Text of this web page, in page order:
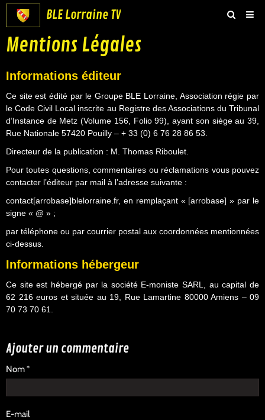
BLE Lorraine TV
Accueil
Boutique
Contact
Mentions Légales
Informations éditeur
Ce site est édité par le Groupe BLE Lorraine, Association régie par
le Code Civil Local inscrite au Registre des Associations du Tribunal
d’Instance de Metz (Volume 156, Folio 99), ayant son siège au 39,
Rue Nationale 57420 Pouilly – + 33 (0) 6 76 28 86 53.
Directeur de la publication : M. Thomas Riboulet.
Pour toutes questions, commentaires ou réclamations vous pouvez
contacter l’éditeur par mail à l’adresse suivante :
contact[arrobase]blelorraine.fr, en remplaçant « [arrobase] » par le
signe « @ » ;
par téléphone ou par courrier postal aux coordonnées mentionnées
ci-dessus.
Informations hébergeur
Ce site est hébergé par la société E-moniste SARL, au capital de
62 216 euros et située au 19, Rue Lamartine 80000 Amiens – 09
70 73 70 61.
Ajouter un commentaire
Nom
E-mail